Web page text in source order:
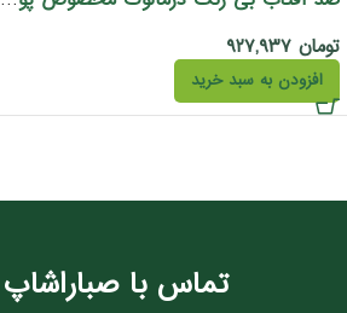
تومان
افزودن به سبد خرید
تماس با صباراشاپ